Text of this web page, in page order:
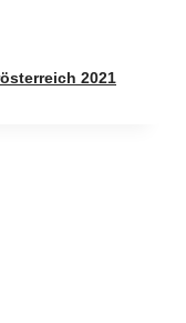
2021